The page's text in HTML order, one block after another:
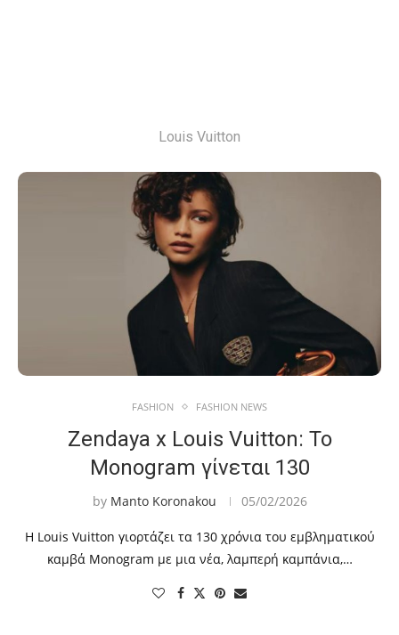
Louis Vuitton
FASHION FASHION NEWS
Zendaya x Louis Vuitton: Το
Monogram γίνεται 130
by Manto Koronakou 05/02/2026
Η Louis Vuitton γιορτάζει τα 130 χρόνια του εμβληματικού
καμβά Monogram με μια νέα, λαμπερή καμπάνια,…